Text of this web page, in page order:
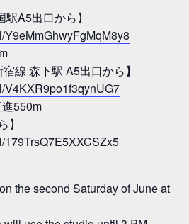
駅A5出口から】
Y9eMmGhwyFgMqM8y8
線 森下駅 A5出口から】
V4KXR9po1f3qynUG7
550m
】
179TrsQ7E5XXCSZx5
the second Saturday of June at